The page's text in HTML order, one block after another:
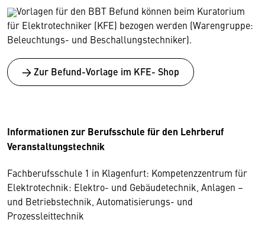
Vorlagen für den BBT Befund können beim Kuratorium
für Elektrotechniker (KFE) bezogen werden (Warengruppe:
Beleuchtungs- und Beschallungstechniker).
→ Zur Befund-Vorlage im KFE- Shop
Informationen zur Berufsschule für den Lehrberuf
Veranstaltungstechnik
Fachberufsschule 1 in Klagenfurt: Kompetenzzentrum für
Elektrotechnik: Elektro- und Gebäudetechnik, Anlagen –
und Betriebstechnik, Automatisierungs- und
Prozessleittechnik